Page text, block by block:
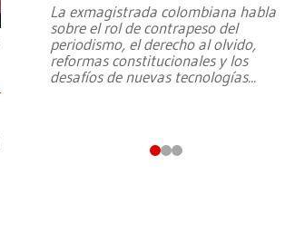
La exmagistrada colombiana habla
sobre el rol de contrapeso del
periodismo, el derecho al olvido,
reformas constitucionales y los
desafíos de nuevas tecnologías...